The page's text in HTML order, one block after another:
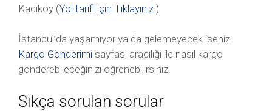
Kadıköy (Yol tarifi için Tıklayınız.)
İstanbul’da yaşamıyor ya da gelemeyecek iseniz
Kargo Gönderimi sayfası aracılığı ile nasıl kargo
gönderebileceğinizi öğrenebilirsiniz.
Sıkça sorulan sorular